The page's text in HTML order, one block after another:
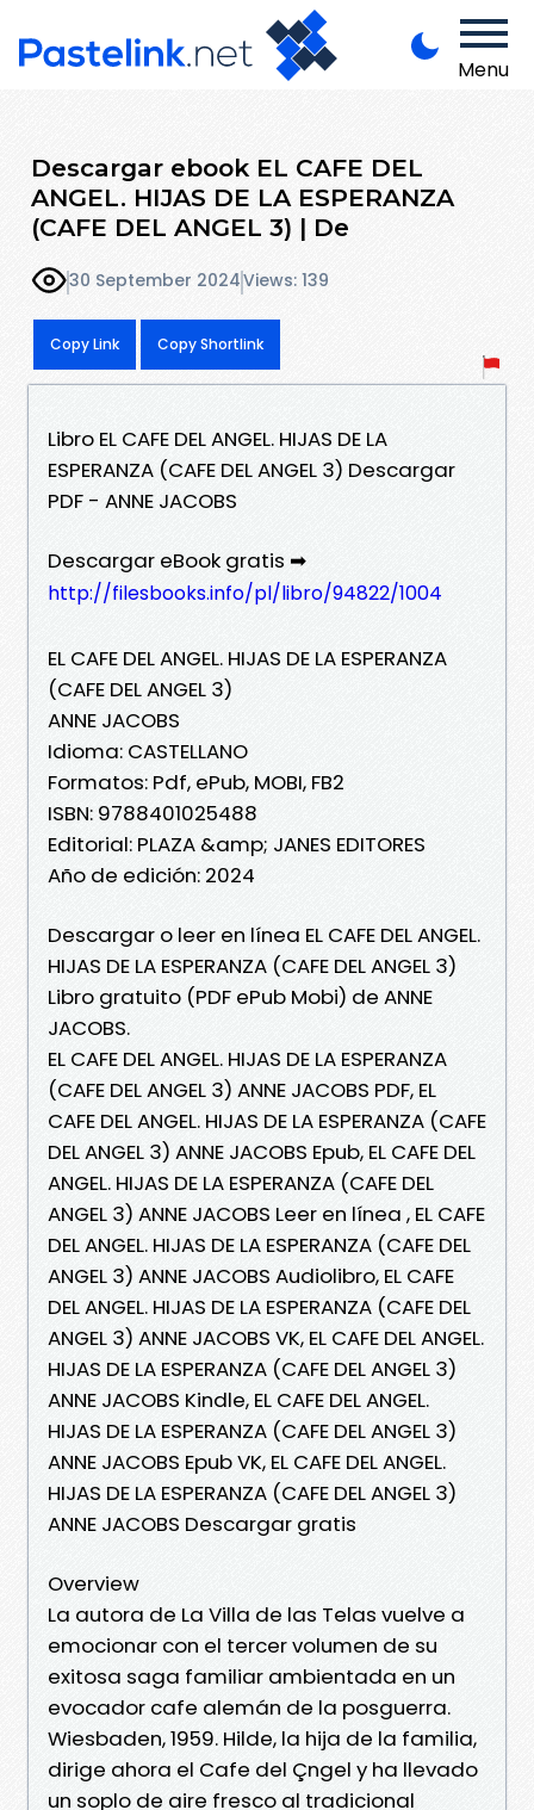
Menu
Descargar ebook EL CAFE DEL
ANGEL. HIJAS DE LA ESPERANZA
(CAFE DEL ANGEL 3) | De
30 September 2024Views: 139
Copy Link Copy Shortlink
Libro EL CAFE DEL ANGEL. HIJAS DE LA
ESPERANZA (CAFE DEL ANGEL 3) Descargar
PDF - ANNE JACOBS
Descargar eBook gratis ➡
http://filesbooks.info/pl/libro/94822/1004
EL CAFE DEL ANGEL. HIJAS DE LA ESPERANZA
(CAFE DEL ANGEL 3)
ANNE JACOBS
Idioma: CASTELLANO
Formatos: Pdf, ePub, MOBI, FB2
ISBN: 9788401025488
Editorial: PLAZA &amp; JANES EDITORES
Año de edición: 2024
Descargar o leer en línea EL CAFE DEL ANGEL.
HIJAS DE LA ESPERANZA (CAFE DEL ANGEL 3)
Libro gratuito (PDF ePub Mobi) de ANNE
JACOBS.
EL CAFE DEL ANGEL. HIJAS DE LA ESPERANZA
(CAFE DEL ANGEL 3) ANNE JACOBS PDF, EL
CAFE DEL ANGEL. HIJAS DE LA ESPERANZA (CAFE
DEL ANGEL 3) ANNE JACOBS Epub, EL CAFE DEL
ANGEL. HIJAS DE LA ESPERANZA (CAFE DEL
ANGEL 3) ANNE JACOBS Leer en línea , EL CAFE
DEL ANGEL. HIJAS DE LA ESPERANZA (CAFE DEL
ANGEL 3) ANNE JACOBS Audiolibro, EL CAFE
DEL ANGEL. HIJAS DE LA ESPERANZA (CAFE DEL
ANGEL 3) ANNE JACOBS VK, EL CAFE DEL ANGEL.
HIJAS DE LA ESPERANZA (CAFE DEL ANGEL 3)
ANNE JACOBS Kindle, EL CAFE DEL ANGEL.
HIJAS DE LA ESPERANZA (CAFE DEL ANGEL 3)
ANNE JACOBS Epub VK, EL CAFE DEL ANGEL.
HIJAS DE LA ESPERANZA (CAFE DEL ANGEL 3)
ANNE JACOBS Descargar gratis
Overview
La autora de La Villa de las Telas vuelve a
emocionar con el tercer volumen de su
exitosa saga familiar ambientada en un
evocador cafe alemán de la posguerra.
Wiesbaden, 1959. Hilde, la hija de la familia,
dirige ahora el Cafe del Çngel y ha llevado
un soplo de aire fresco al tradicional